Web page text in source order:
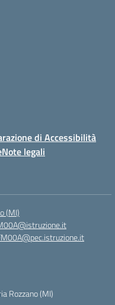
di Accessibilità
Note legali
(MI)
Rozzano (MI)